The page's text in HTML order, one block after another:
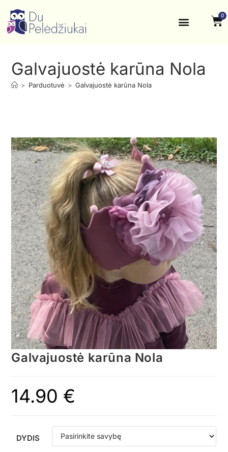
0
Galvajuostė karūna Nola
> Parduotuvė > Galvajuostė karūna Nola
Galvajuostė karūna Nola
14.90 €
DYDIS